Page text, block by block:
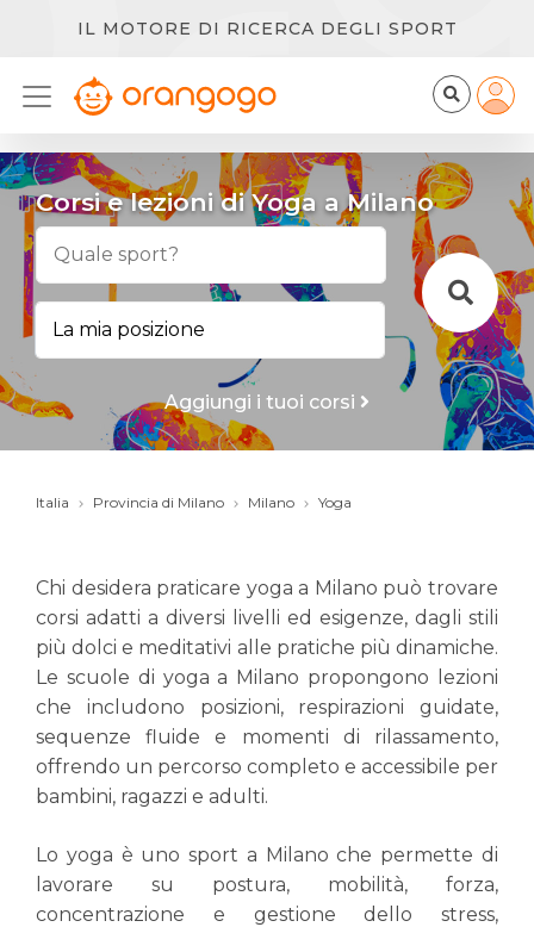
IL MOTORE DI RICERCA DEGLI SPORT
Corsi e lezioni di Yoga a Milano
Aggiungi i tuoi corsi
Italia Provincia di Milano Milano Yoga
Chi desidera praticare yoga a Milano può trovare
corsi adatti a diversi livelli ed esigenze, dagli stili
più dolci e meditativi alle pratiche più dinamiche.
Le scuole di yoga a Milano propongono lezioni
che includono posizioni, respirazioni guidate,
sequenze fluide e momenti di rilassamento,
offrendo un percorso completo e accessibile per
bambini, ragazzi e adulti.
Lo yoga è uno sport a Milano che permette di
lavorare su postura, mobilità, forza,
concentrazione e gestione dello stress,